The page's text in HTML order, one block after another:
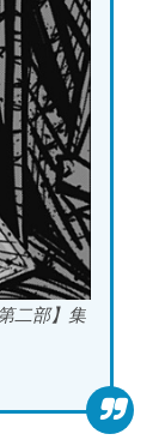
二部】集